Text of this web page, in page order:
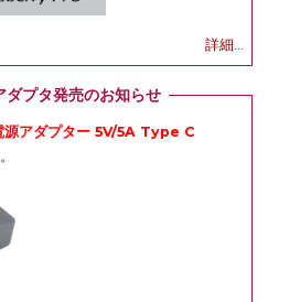
詳細...
ダプタ発売のお知らせ
源アダプター 5V/5A Type C